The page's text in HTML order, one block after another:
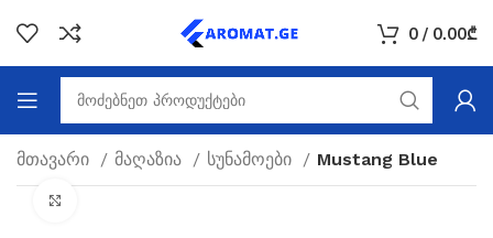
0 / 0.00₾
მთავარი მაღაზია სუნამოები Mustang Blue